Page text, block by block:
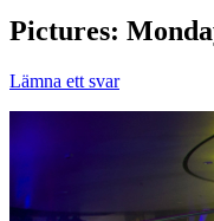
Pictures:
Lämna ett svar